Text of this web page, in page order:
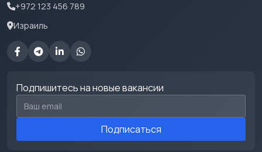
+972 123 456 789
Израиль
Подпишитесь на новые вакансии
Email для подписки
Подписаться